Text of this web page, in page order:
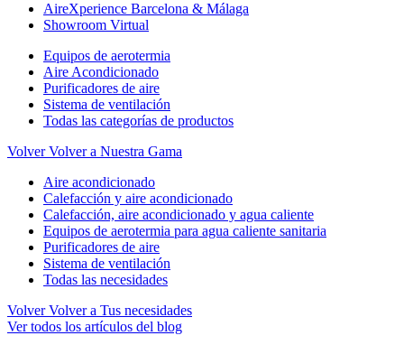
AireXperience Barcelona & Málaga
Showroom Virtual
Equipos de aerotermia
Aire Acondicionado
Purificadores de aire
Sistema de ventilación
Todas las categorías de productos
Volver Volver a Nuestra Gama
Aire acondicionado
Calefacción y aire acondicionado
Calefacción, aire acondicionado y agua caliente
Equipos de aerotermia para agua caliente sanitaria
Purificadores de aire
Sistema de ventilación
Todas las necesidades
Volver Volver a Tus necesidades
Ver todos los artículos del blog